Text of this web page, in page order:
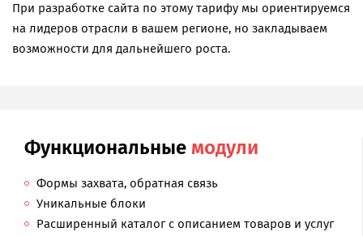
При разработке сайта по этому тарифу мы ориентируемся
на лидеров отрасли в вашем регионе, но закладываем
возможности для дальнейшего роста.
Функциональные модули
Формы захвата, обратная связь
Уникальные блоки
Расширенный каталог с описанием товаров и услуг